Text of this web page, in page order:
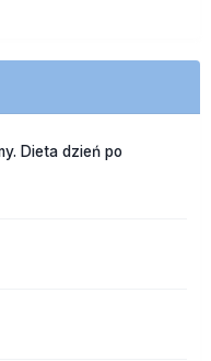
Dieta dzień po